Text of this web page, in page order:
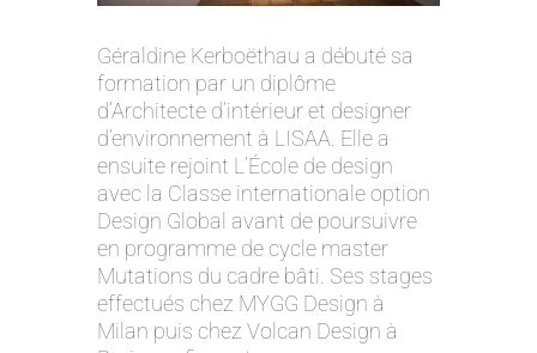
Géraldine Kerboëthau a débuté sa
formation par un diplôme
d’Architecte d’intérieur et designer
d’environnement à LISAA. Elle a
ensuite rejoint L’École de design
avec la Classe internationale option
Design Global avant de poursuivre
en programme de cycle master
Mutations du cadre bâti. Ses stages
effectués chez MYGG Design à
Milan puis chez Volcan Design à